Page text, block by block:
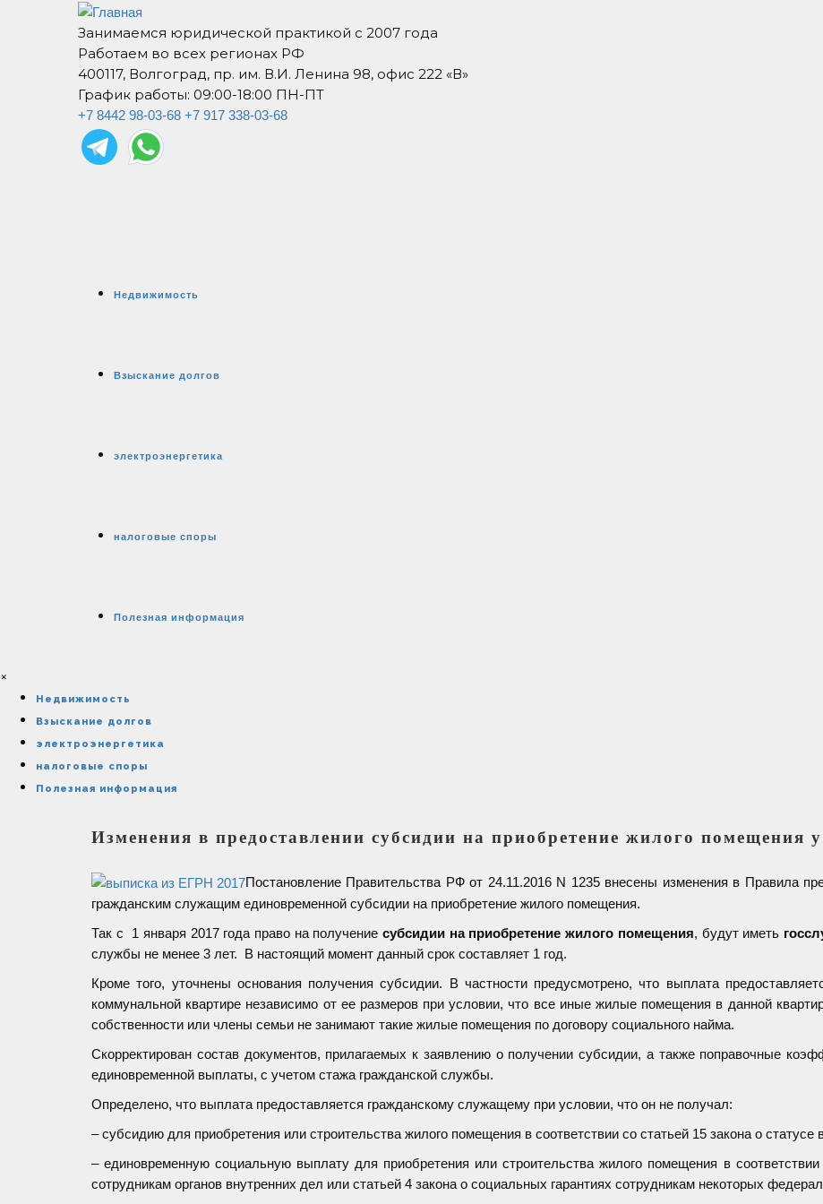
Занимаемся юридической практикой с 2007 года
Работаем во всех регионах РФ
400117, Волгоград, пр. им. В.И. Ленина 98, офис 222 «В»
График работы: 09:00-18:00 ПН-ПТ
+7 8442 98-03-68 +7 917 338-03-68
Недвижимость
Взыскание долгов
электроэнергетика
налоговые споры
Полезная информация
×
Недвижимость
Взыскание долгов
электроэнергетика
налоговые споры
Полезная информация
Изменения в предоставлении субсидии на приобретение жилого помещения
Постановление Правительства РФ от 24.11.2016 N 1235 внесены изменения в Правила
гражданским служащим единовременной субсидии на приобретение жилого помещения.
Так с 1 января 2017 года право на получение субсидии на приобретение жилого помещения, будут иметь
службы не менее 3 лет. В настоящий момент данный срок составляет 1 год.
Кроме того, уточнены основания получения субсидии. В частности предусмотрено, что выплата
коммунальной квартире независимо от ее размеров при условии, что все иные жилые помещения в данной
собственности или члены семьи не занимают такие жилые помещения по договору социального найма.
Скорректирован состав документов, прилагаемых к заявлению о получении субсидии, а также поправочные
единовременной выплаты, с учетом стажа гражданской службы.
Определено, что выплата предоставляется гражданскому служащему при условии, что он не получал:
– субсидию для приобретения или строительства жилого помещения в соответствии со статьей 15 закона о
– единовременную социальную выплату для приобретения или строительства жилого помещения в
сотрудникам органов внутренних дел или статьей 4 закона о социальных гарантиях сотрудникам некоторых